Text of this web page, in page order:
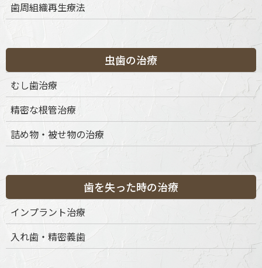
カ
テ
歯周組織再生療法
虫歯の治療
むし歯治療
精密な根管治療
詰め物・被せ物の治療
歯を失った時の治療
インプラント治療
入れ歯・精密義歯